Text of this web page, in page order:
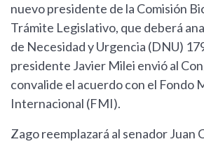
nuevo presidente de la Comisión
Trámite Legislativo, que deberá
de Necesidad y Urgencia (DNU)
presidente Javier Milei envió al
convalide el acuerdo con el Fondo
Internacional (FMI).
Zago reemplazará al senador Juan